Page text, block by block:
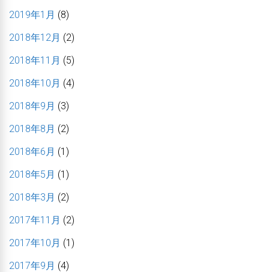
2019年1月 (8)
2018年12月 (2)
2018年11月 (5)
2018年10月 (4)
2018年9月 (3)
2018年8月 (2)
2018年6月 (1)
2018年5月 (1)
2018年3月 (2)
2017年11月 (2)
2017年10月 (1)
2017年9月 (4)